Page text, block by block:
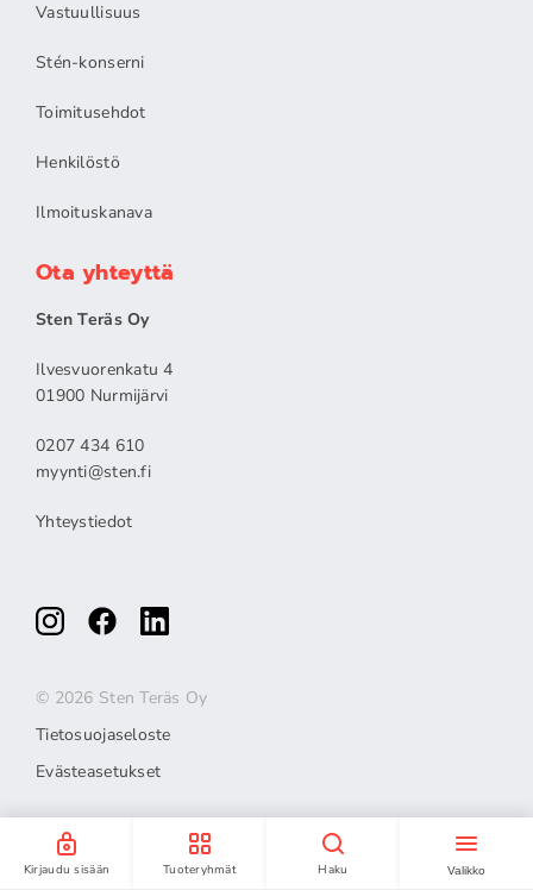
Kirjaudu sisään Tuoteryhmät Haku Valikko
Vastuullisuus
Stén-konserni
Toimitusehdot
Henkilöstö
Ilmoituskanava
Ota yhteyttä
Sten Teräs Oy
Ilvesvuorenkatu 4
01900 Nurmijärvi
0207 434 610
myynti@sten.fi
Yhteystiedot
© 2026 Sten Teräs Oy
Tietosuojaseloste
Evästeasetukset